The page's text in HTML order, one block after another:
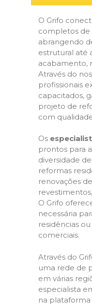
O Grifo
completos de
abrangendo
estrutural até
acabamento,
Através do
profissionais
capacitados,
projeto de
com
Os
prontos para
diversidade
reformas
renovações
O Grifo
necessária
residências
comerciais.
Através do
uma rede de
em várias
especialista
na